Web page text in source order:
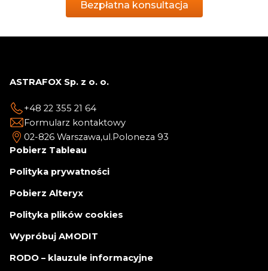
Bezpłatna konsultacja
ASTRAFOX Sp. z o. o.
+48 22 355 21 64
Formularz kontaktowy
02-826 Warszawa,ul.Poloneza 93
Pobierz Tableau
Polityka prywatności
Pobierz Alteryx
Polityka plików cookies
Wypróbuj AMODIT
RODO – klauzule informacyjne